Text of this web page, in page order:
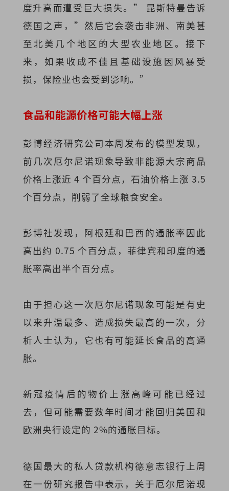
度升高而遭受巨大损失。” 昆斯特曼告诉
德国之声，”然后它会袭击非洲、南美甚
至北美几个地区的大型农业地区。接下
来，如果收成不佳且基础设施因风暴受
损，保险业也会受到影响。”
食品和能源价格可能大幅上涨
彭博经济研究公司本周发布的模型发现，
前几次厄尔尼诺现象导致非能源大宗商品
价格上涨近 4 个百分点，石油价格上涨 3.5
个百分点，削弱了全球粮食安全。
彭博社发现，阿根廷和巴西的通胀率因此
高出约 0.75 个百分点，菲律宾和印度的通
胀率高出半个百分点。
由于担心这一次厄尔尼诺现象可能是有史
以来升温最多、造成损失最高的一次，分
析人士认为，它也有可能延长食品的高通
胀。
新冠疫情后的物价上涨高峰可能已经过
去，但可能需要数年时间才能回归美国和
欧洲央行设定的 2%的通胀目标。
德国最大的私人贷款机构德意志银行上周
在一份研究报告中表示，关于厄尔尼诺现